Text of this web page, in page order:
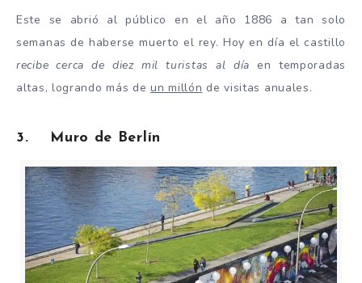
Este se abrió al público en el año 1886 a tan solo
semanas de haberse muerto el rey. Hoy en día el castillo
recibe cerca de diez mil turistas al día en temporadas
altas, logrando más deun millón de visitas anuales.
3. Muro de Berlín